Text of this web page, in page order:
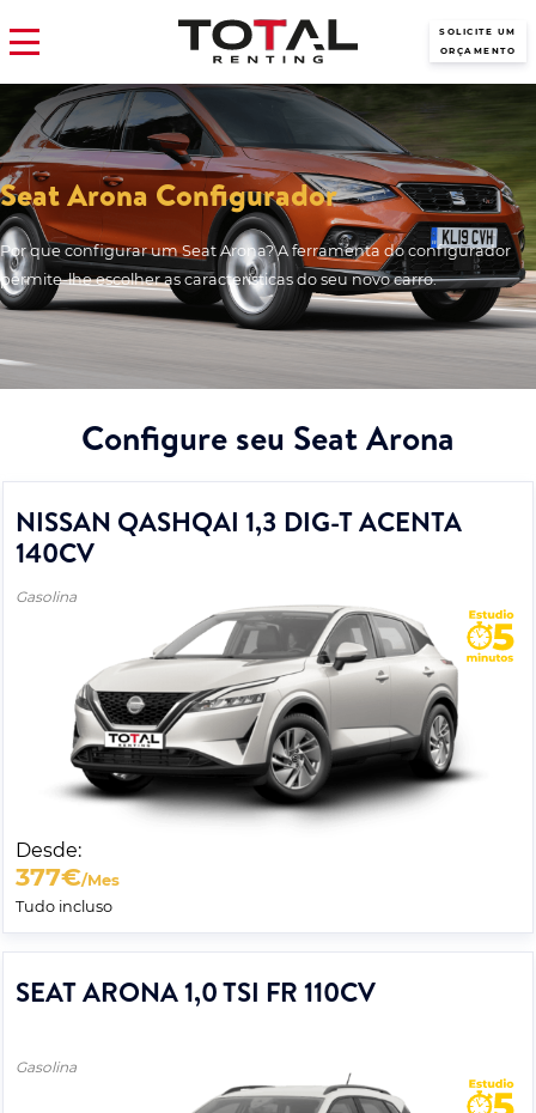
SOLICITE UM
ORÇAMENTO
Seat Arona Configurador
Por que configurar um Seat Arona? A ferramenta do configurador
permite-lhe escolher as características do seu novo carro.
Configure seu Seat Arona
NISSAN QASHQAI 1,3 DIG-T ACENTA
140CV
Gasolina
Desde:
377€/Mes
Tudo incluso
SEAT ARONA 1,0 TSI FR 110CV
Gasolina